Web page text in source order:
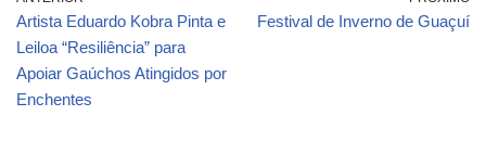
Artista Eduardo Kobra Pinta e
Leiloa “Resiliência” para
Apoiar Gaúchos Atingidos por
Enchentes
Festival de Inverno de Guaçuí